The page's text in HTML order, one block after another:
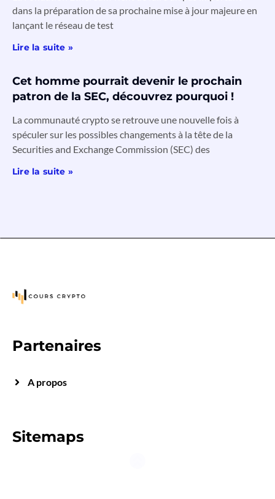
dans la préparation de sa prochaine mise à jour majeure en
lançant le réseau de test
Lire la suite »
Cet homme pourrait devenir le prochain
patron de la SEC, découvrez pourquoi !
La communauté crypto se retrouve une nouvelle fois à
spéculer sur les possibles changements à la tête de la
Securities and Exchange Commission (SEC) des
Lire la suite »
Partenaires
A propos
Sitemaps